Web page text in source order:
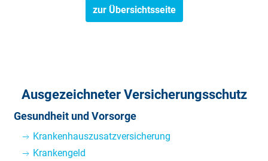
finanzielle Stütze und stellt eine
sinnvolle Ergänzung zum gesetzlichen
zur Übersichtsseite
Ausgezeichneter Versicherungsschutz
Gesundheit und Vorsorge
Krankenhauszusatzversicherung
Krankengeld